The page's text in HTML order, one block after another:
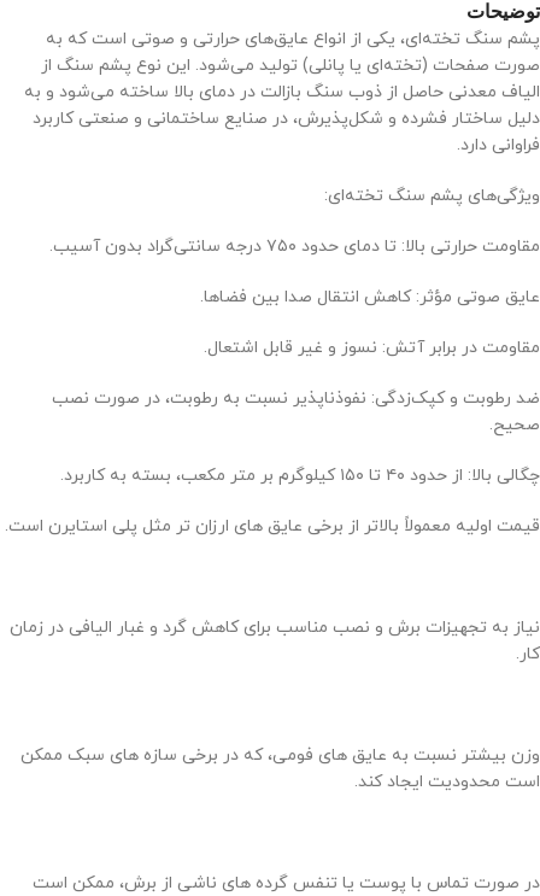
توضیحات
پشم سنگ تخته‌ای، یکی از انواع عایق‌های حرارتی و صوتی است که به
صورت صفحات (تخته‌ای یا پانلی) تولید می‌شود. این نوع پشم سنگ از
الیاف معدنی حاصل از ذوب سنگ بازالت در دمای بالا ساخته می‌شود و به
دلیل ساختار فشرده و شکل‌پذیرش، در صنایع ساختمانی و صنعتی کاربرد
فراوانی دارد.
ویژگی‌های پشم سنگ تخته‌ای:
مقاومت حرارتی بالا: تا دمای حدود ۷۵۰ درجه سانتی‌گراد بدون آسیب.
عایق صوتی مؤثر: کاهش انتقال صدا بین فضاها.
مقاومت در برابر آتش: نسوز و غیر قابل اشتعال.
ضد رطوبت و کپک‌زدگی: نفوذناپذیر نسبت به رطوبت، در صورت نصب
صحیح.
چگالی بالا: از حدود ۴۰ تا ۱۵۰ کیلوگرم بر متر مکعب، بسته به کاربرد.
قیمت اولیه معمولاً بالاتر از برخی عایق های ارزان تر مثل پلی استایرن است.
نیاز به تجهیزات برش و نصب مناسب برای کاهش گرد و غبار الیافی در زمان
کار.
وزن بیشتر نسبت به عایق های فومی، که در برخی سازه های سبک ممکن
است محدودیت ایجاد کند.
در صورت تماس با پوست یا تنفس گرده های ناشی از برش، ممکن است